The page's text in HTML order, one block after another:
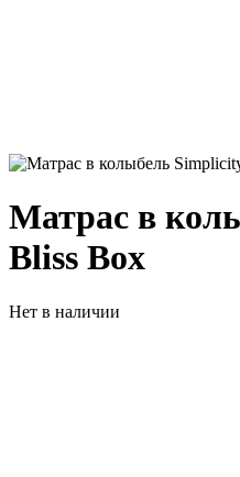
Матрас в
Bliss Box
Нет в наличии